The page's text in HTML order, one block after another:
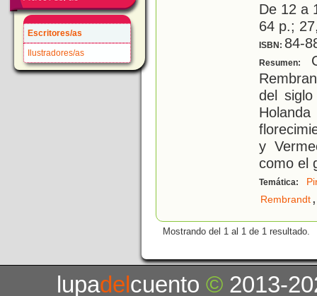
Escritores/as
Ilustradores/as
De 12 a
64 p.;
ISBN: 84-
Resumen:
del
y
como el
Temática:
Rembrandt,
Mostrando del 1 al 1 de 1 resultado.
lupadelcuento© 2013-